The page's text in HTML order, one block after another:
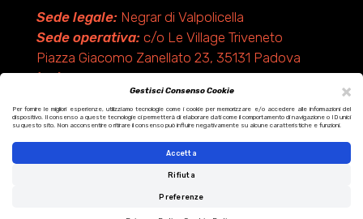
×
Gestisci Consenso Cookie
Per fornire le migliori esperienze, utilizziamo tecnologie come i cookie per memorizzare e/o accedere alle informazioni del
dispositivo. Il consenso a queste tecnologie ci permetterà di elaborare dati come il comportamento di navigazione o ID unici
su questo sito. Non acconsentire o ritirare il consenso può influire negativamente su alcune caratteristiche e funzioni.
Accetta
Rifiuta
Preferenze
Sede legale:Negrar di Valpolicella
Sede operativa:c/o Le Village Triveneto
Piazza Giacomo Zanellato 23, 35131 Padova
(PD)
Design by KF ADV
Development by Italix.net